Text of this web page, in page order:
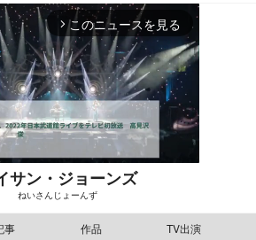
arrow_forward_ios このニュースを見る
M
サン・ジョーンズ
ねいさんじょーんず
事 作品 TV出演